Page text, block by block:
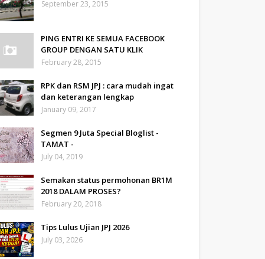
September 23, 2015
PING ENTRI KE SEMUA FACEBOOK
GROUP DENGAN SATU KLIK
February 28, 2015
RPK dan RSM JPJ : cara mudah ingat
dan keterangan lengkap
January 09, 2017
Segmen 9 Juta Special Bloglist -
TAMAT -
July 04, 2019
Semakan status permohonan BR1M
2018 DALAM PROSES?
February 20, 2018
Tips Lulus Ujian JPJ 2026
July 03, 2026